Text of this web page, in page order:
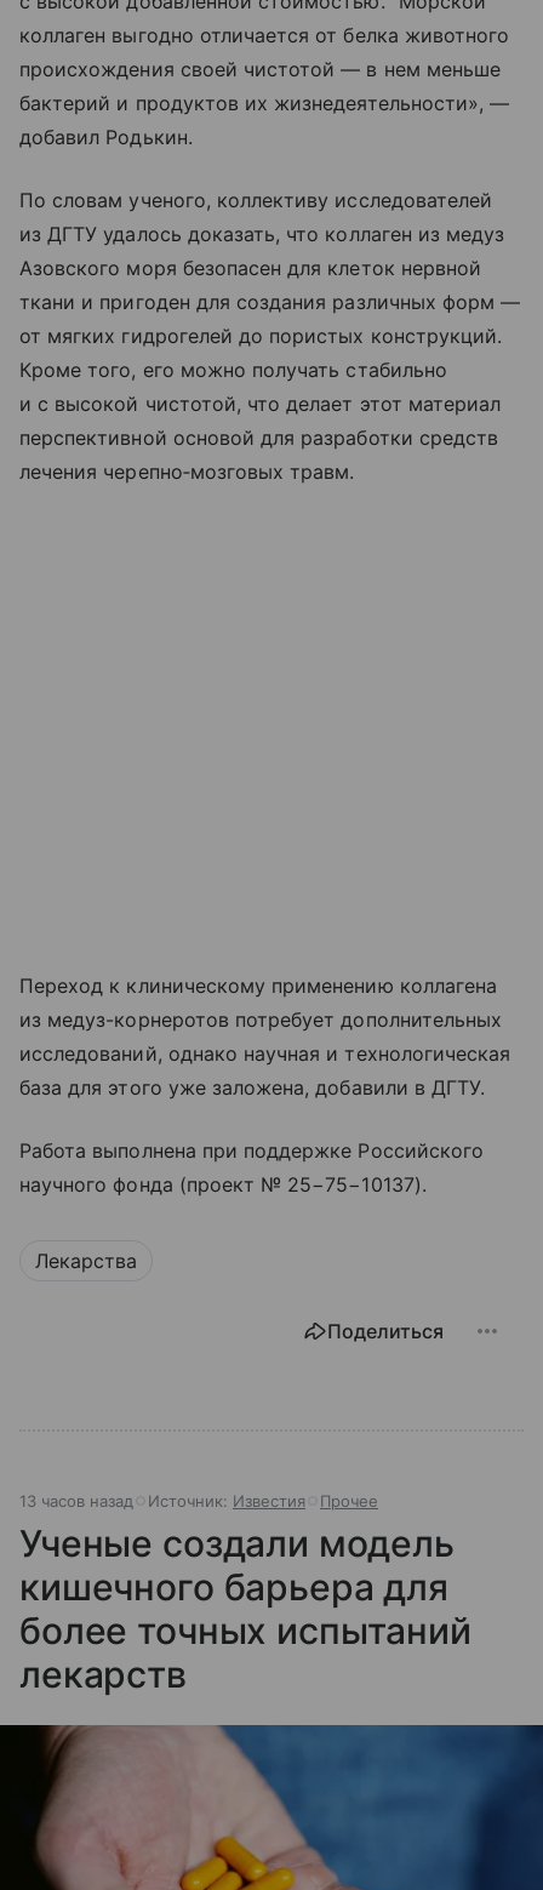
коллаген выгодно отличается от белка животного
происхождения своей чистотой — в нем меньше
бактерий и продуктов их жизнедеятельности», —
добавил Родькин.
По словам ученого, коллективу исследователей
из ДГТУ удалось доказать, что коллаген из медуз
Азовского моря безопасен для клеток нервной
ткани и пригоден для создания различных форм —
от мягких гидрогелей до пористых конструкций.
Кроме того, его можно получать стабильно
и с высокой чистотой, что делает этот материал
перспективной основой для разработки средств
лечения черепно‑мозговых травм.
Переход к клиническому применению коллагена
из медуз-корнеротов потребует дополнительных
исследований, однако научная и технологическая
база для этого уже заложена, добавили в ДГТУ.
Работа выполнена при поддержке Российского
научного фонда (проект № 25−75−10137).
Лекарства
Поделиться
13 часов назад Источник: Известия Прочее
Ученые создали модель
кишечного барьера для
более точных испытаний
лекарств